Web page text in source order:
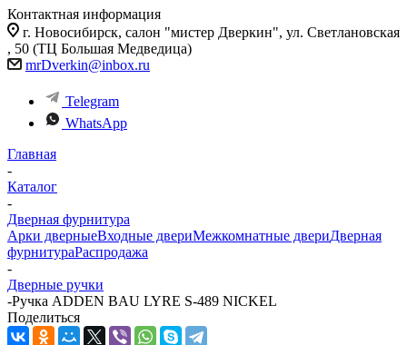
Контактная информация
г. Новосибирск, салон "мистер Дверкин", ул. Светлановская
, 50 (ТЦ Большая Медведица)
mrDverkin@inbox.ru
Telegram
WhatsApp
Главная
-
Каталог
-
Дверная фурнитура
Арки дверныеВходные двериМежкомнатные двериДверная
фурнитураРаспродажа
-
Дверные ручки
-Ручка ADDEN BAU LYRE S-489 NICKEL
Поделиться